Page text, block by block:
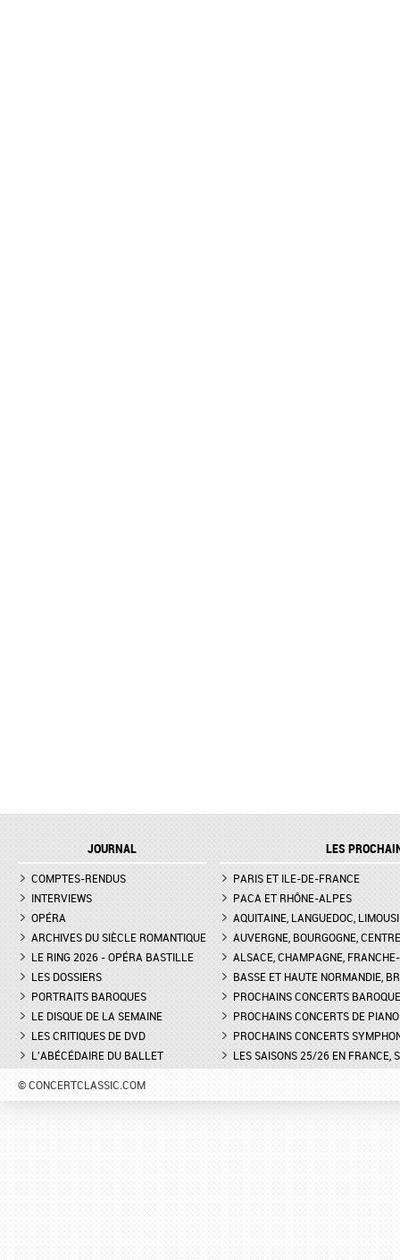
JOURNAL
COMPTES-RENDUS
INTERVIEWS
OPÉRA
ARCHIVES DU SIÈCLE ROMANTIQUE
LE RING 2026 - OPÉRA BASTILLE
LES DOSSIERS
PORTRAITS BAROQUES
LE DISQUE DE LA SEMAINE
LES CRITIQUES DE DVD
L'ABÉCÉDAIRE DU BALLET
LES
PARIS ET ILE-DE-FRANCE
PACA ET RHÔNE-ALPES
AQUITAINE, LANGUEDOC,
AUVERGNE, BOURGOGNE, CENTRE
ALSACE, CHAMPAGNE,
BASSE ET HAUTE NORMANDIE,
PROCHAINS CONCERTS
PROCHAINS CONCERTS DE PIANO
PROCHAINS CONCERTS
LES SAISONS 25/26 EN FRANCE,
© CONCERTCLASSIC.COM